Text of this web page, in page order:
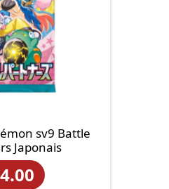
sv9 Battle
Japonais
4.00